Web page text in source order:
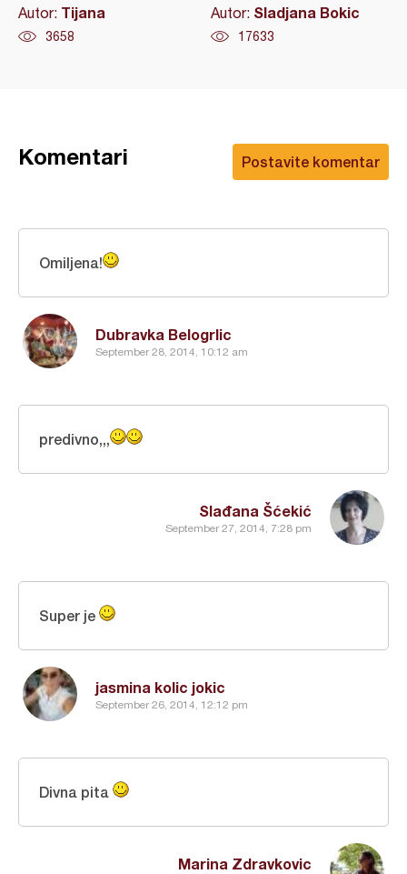
Autor: Tijana
3658
Autor: Sladjana Bokic
17633
Postavite komentar
Komentari
Dubravka Belogrlic
September 28, 2014, 10:12 am
Omiljena!
Slađana Šćekić
September 27, 2014, 7:28 pm
predivno,,,
jasmina kolic jokic
September 26, 2014, 12:12 pm
Super je
Marina Zdravkovic
Divna pita